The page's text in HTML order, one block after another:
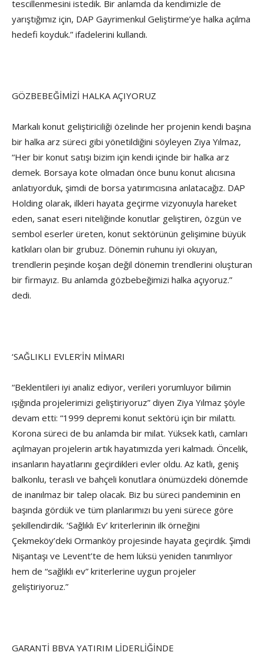
tescillenmesini istedik. Bir anlamda da kendimizle de
yarıştığımız için, DAP Gayrimenkul Geliştirme’ye halka açılma
hedefi koyduk.” ifadelerini kullandı.
GÖZBEBEĞİMİZİ HALKA AÇIYORUZ
Markalı konut geliştiriciliği özelinde her projenin kendi başına
bir halka arz süreci gibi yönetildiğini söyleyen Ziya Yılmaz,
“Her bir konut satışı bizim için kendi içinde bir halka arz
demek. Borsaya kote olmadan önce bunu konut alıcısına
anlatıyorduk, şimdi de borsa yatırımcısına anlatacağız. DAP
Holding olarak, ilkleri hayata geçirme vizyonuyla hareket
eden, sanat eseri niteliğinde konutlar geliştiren, özgün ve
sembol eserler üreten, konut sektörünün gelişimine büyük
katkıları olan bir grubuz. Dönemin ruhunu iyi okuyan,
trendlerin peşinde koşan değil dönemin trendlerini oluşturan
bir firmayız. Bu anlamda gözbebeğimizi halka açıyoruz.”
dedi.
‘SAĞLIKLI EVLER’İN MİMARI
“Beklentileri iyi analiz ediyor, verileri yorumluyor bilimin
ışığında projelerimizi geliştiriyoruz” diyen Ziya Yılmaz şöyle
devam etti: “1999 depremi konut sektörü için bir milattı.
Korona süreci de bu anlamda bir milat. Yüksek katlı, camları
açılmayan projelerin artık hayatımızda yeri kalmadı. Öncelik,
insanların hayatlarını geçirdikleri evler oldu. Az katlı, geniş
balkonlu, teraslı ve bahçeli konutlara önümüzdeki dönemde
de inanılmaz bir talep olacak. Biz bu süreci pandeminin en
başında gördük ve tüm planlarımızı bu yeni sürece göre
şekillendirdik. ‘Sağlıklı Ev’ kriterlerinin ilk örneğini
Çekmeköy’deki Ormanköy projesinde hayata geçirdik. Şimdi
Nişantaşı ve Levent’te de hem lüksü yeniden tanımlıyor
hem de “sağlıklı ev” kriterlerine uygun projeler
geliştiriyoruz.”
GARANTİ BBVA YATIRIM LİDERLİĞİNDE